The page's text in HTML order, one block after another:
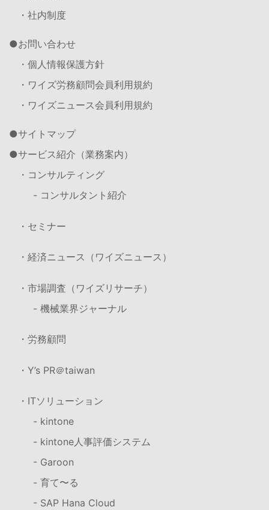
・社内制度
お問い合わせ
・個人情報保護方針
・ワイズ労務顧問会員利用規約
・ワイズニュース会員利用規約
サイトマップ
サービス紹介（業務案内）
・コンサルティング
- コンサルタント紹介
・セミナー
・経済ニュース（ワイズニュース）
・市場調査（ワイズリサーチ）
- 機械業界ジャーナル
・労務顧問
・Y’s PR＠taiwan
・ITソリューション
- kintone
- kintone人事評価システム
- Garoon
- 育て〜る
- SAP Hana Cloud